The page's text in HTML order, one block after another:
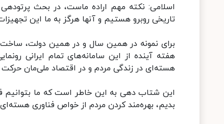
اسلامی: نکته مهم اراده ماست، در بحث
تاریخی روبرو هستیم و آنها هرگز به ما این
برای نمونه در همین سال و در همین دولت، ساخت
هفته آینده از این سامانه‌های تمام ایرانی
هسته‌ای در زندگی مردم و در اقتصاد ملی‌مان
این شتاب دهی به این خاطر است که ما بتوانیم
بدیم، بهره‌مند کردن مردم از خواص فناوری